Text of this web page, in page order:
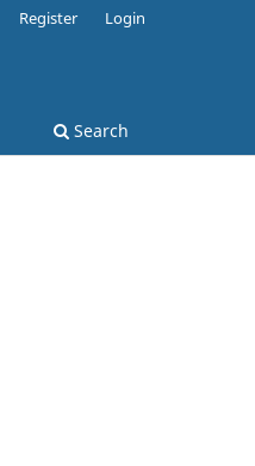
Search
Register Login